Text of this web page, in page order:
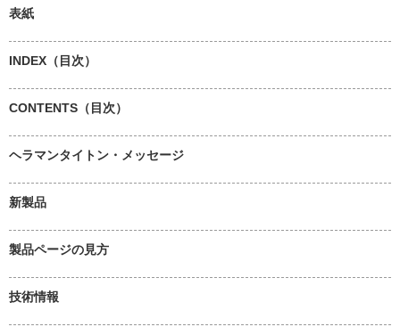
表紙
INDEX（目次）
CONTENTS（目次）
ヘラマンタイトン・メッセージ
新製品
製品ページの見方
技術情報